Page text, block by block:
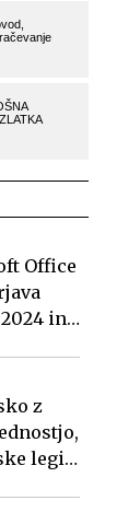
Office
in
z
legije